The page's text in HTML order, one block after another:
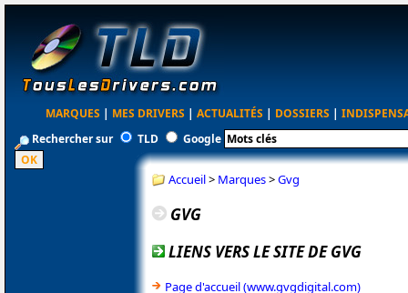
MARQUES | MES DRIVERS | ACTUALITÉS | DOSSIERS |
Rechercher sur
TLD Google
Accueil> Marques>Gvg
GVG
LIENS VERS LE SITE DE GVG
Page d'accueil (www.gvgdigital.com)